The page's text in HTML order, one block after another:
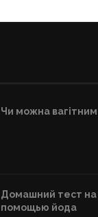
Чи можна
Домашний тест
помощью йода